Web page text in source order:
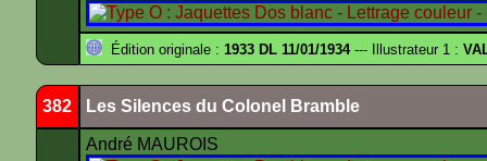
Édition originale : 1933 DL 11/01/1934--- Illustrateur 1 :
382 Les Silences du Colonel Bramble
André MAUROIS